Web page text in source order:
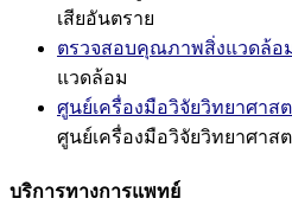
เสียอันตราย
ตรวจสอบคุณภาพสิ่งแวดล้อ
แวดล้อม
ศูนย์เครื่องมือวิจัยวิทยาศาส
ศูนย์เครื่องมือวิจัยวิทยาศาส
บริการทางการแพทย์